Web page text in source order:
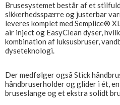
Brusesystemet består af et
sikkerhedsspærre og justerbar
leveres komplet med Semplice®
air inject og EasyClean dyser,
kombination af luksusbruser,
dyseteknologi.
Der medfølger også Stick
håndbruserholder og glider i ét,
bruseslange og et ekstra solidt